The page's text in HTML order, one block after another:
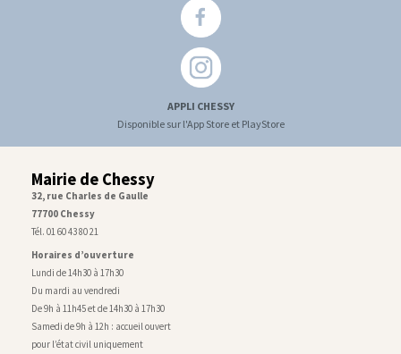
APPLI CHESSY
Disponible sur l'App Store et PlayStore
Mairie de Chessy
32, rue Charles de Gaulle
77700 Chessy
Tél. 01 60 43 80 21
Horaires d’ouverture
Lundi de 14h30 à 17h30
Du mardi au vendredi
De 9h à 11h45 et de 14h30 à 17h30
Samedi de 9h à 12h : accueil ouvert
pour l’état civil uniquement